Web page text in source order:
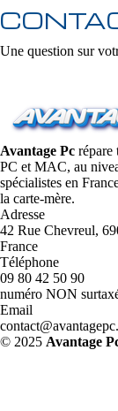
Une question sur
Avantage Pc répare
PC et MAC, au
spécialistes en
la carte-mère.
Adresse
42 Rue Chevreul,
France
Téléphone
09 80 42 50 90
numéro NON
Email
© 2025 Avantage